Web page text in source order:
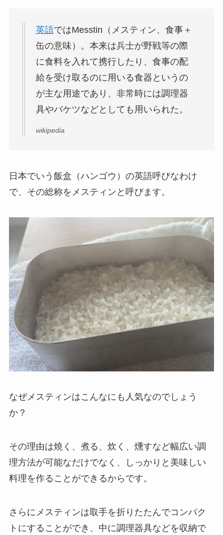
英語ではMesstin（メスティン、食事＋
缶の意味）。本来は兵士が野戦等の際
に食料を入れて携行したり、食事の配
給を受け取るのに用いる食器というの
が主な用途であり、非常時には調理器
具やバケツなどとしても用いられた。
wikipedia
日本でいう飯盒（ハンゴウ）の英語呼びなわけ
で、その総称をメスティン と呼びます。
なぜメスティンはこんなにも人気なのでしょう
か？
その理由は燒く、煮る、炊く、燻すなど幅広い調
理方法が可能なだけでなく、しっかりと美味しい
料理を作ることができるからです。
さらにメスティンは取手を折りたたんでコンパク
トにすることができ、中に調理器具などを収納で